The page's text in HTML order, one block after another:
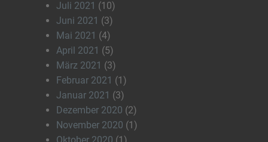
Juli 2021 (10)
Juni 2021 (3)
Mai 2021 (4)
April 2021 (5)
März 2021 (3)
Februar 2021 (1)
Januar 2021 (3)
Dezember 2020 (2)
November 2020 (1)